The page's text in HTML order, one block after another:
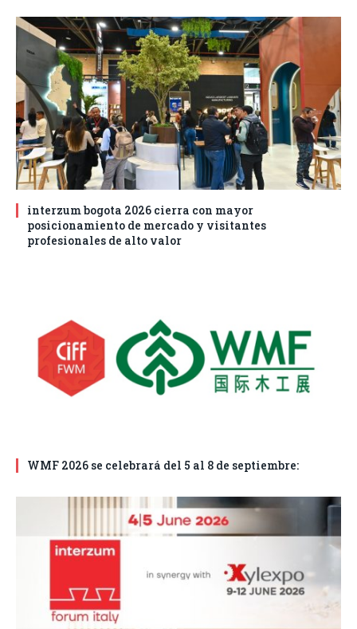
interzum bogota 2026 cierra con mayor
posicionamiento de mercado y visitantes
profesionales de alto valor
WMF 2026 se celebrará del 5 al 8 de septiembre: